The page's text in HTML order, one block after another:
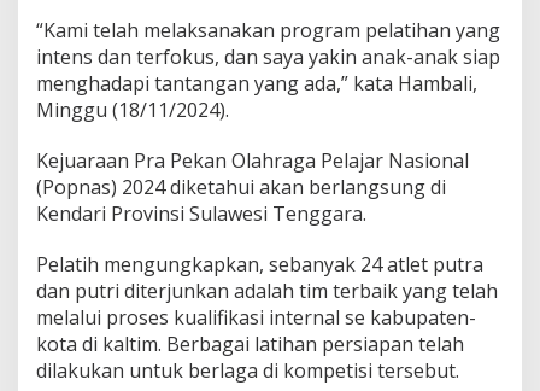
a
s
k
e
p
t
m
s
i
L
o
l
o
“Kami telah melaksanakan program pelatihan yang
intens dan terfokus, dan saya yakin anak-anak siap
menghadapi tantangan yang ada,” kata Hambali,
Minggu (18/11/2024).
Kejuaraan Pra Pekan Olahraga Pelajar Nasional
(Popnas) 2024 diketahui akan berlangsung di
Kendari Provinsi Sulawesi Tenggara.
Pelatih mengungkapkan, sebanyak 24 atlet putra
dan putri diterjunkan adalah tim terbaik yang telah
melalui proses kualifikasi internal se kabupaten-
kota di kaltim. Berbagai latihan persiapan telah
dilakukan untuk berlaga di kompetisi tersebut.